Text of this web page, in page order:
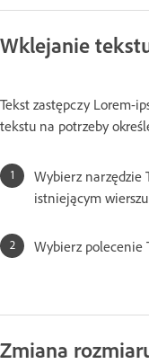
Wklejanie
Tekst zastępczy Lorem-
tekstu na potrzeby
Wybierz narzędzie
istniejącym
Wybierz polecenie
Zmiana